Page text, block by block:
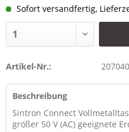
Sofort versandfertig,
Artikel-Nr.: 207040
Beschreibung
Sintron Connect
größer 50 V (AC) geeignete